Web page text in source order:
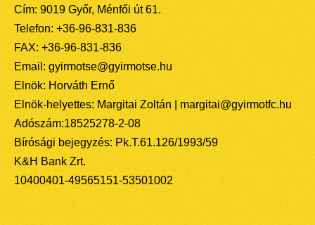
Cím: 9019 Győr, Ménfői út 61.
Telefon: +36-96-831-836
FAX: +36-96-831-836
Email: gyirmotse@gyirmotse.hu
Elnök: Horváth Ernő
Elnök-helyettes: Margitai Zoltán | margitai@gyirmotfc.hu
Adószám:18525278-2-08
Bírósági bejegyzés: Pk.T.61.126/1993/59
K&H Bank Zrt.
10400401-49565151-53501002